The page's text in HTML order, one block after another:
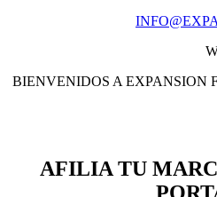
BIENVENIDOS A EXPANSION
AFILIA TU